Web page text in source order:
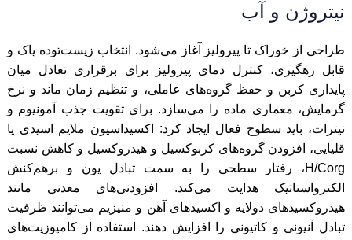
نیتروژن و آب
طراحی از خوراک تا پیرولیز آغاز می‌شود. انتخاب زیست‌توده پاک و
قابل رهگیری، کنترل دمای پیرولیز برای برقراری تعادل میان
پایداری کربن و حفظ گروه‌های عاملی، و تنظیم زمان ماند و نرخ
گرمایش، معماری ماده را می‌سازد. برای تقویت جذب آمونیوم و
نیترات، باید سطوح فعال ایجاد کرد: اکسیداسیون ملایم اسیدی یا
قلیایی، افزودن گروه‌های کربوکسیل و هیدروکسیل و کاهش نسبت
H/Corg، رفتار سطحی را به سمت تبادل یون و برهم‌کنش
الکترواستاتیک هدایت می‌کند. افزودنی‌های معدنی مانند
هیدروکسیدهای دولایه و اکسیدهای آهن و منیزیم می‌توانند ظرفیت
تبادل آنیونی و کاتیونی را افزایش دهند. استفاده از کامپوزیت‌های